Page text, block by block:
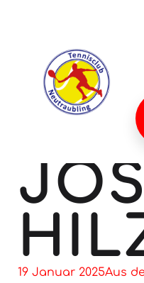
FÜR
19 Januar 2025Aus